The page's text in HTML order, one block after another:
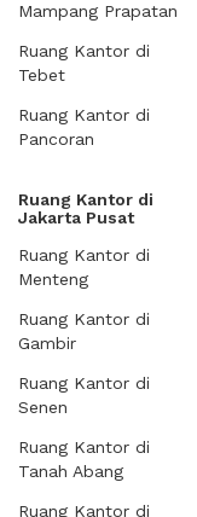
Mampang Prapatan
Ruang Kantor di
Tebet
Ruang Kantor di
Pancoran
Ruang Kantor di
Jakarta Pusat
Ruang Kantor di
Menteng
Ruang Kantor di
Gambir
Ruang Kantor di
Senen
Ruang Kantor di
Tanah Abang
Ruang Kantor di